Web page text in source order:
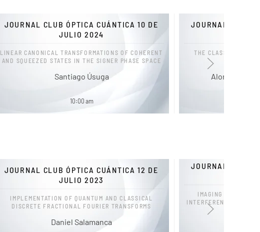
JOURNAL CLUB ÓPTICA CUÁNTICA 10 DE
JULIO 2024
LINEAR CANONICAL TRANSFORMATIONS OF COHERENT
AND SQUEEZED STATES IN THE SIGNER PHASE SPACE
Santiago Úsuga
10:00 am
JOURNAL CLUB
THE CLASSICAL
Alonso
JOURNAL CLUB ÓPTICA CUÁNTICA 12 DE
JULIO 2023
IMPLEMENTATION OF QUANTUM AND CLASSICAL
DISCRETE FRACTIONAL FOURIER TRANSFORMS
Daniel Salamanca
JOURNAL CLUB
IMAGING
INTERFERENCE OF